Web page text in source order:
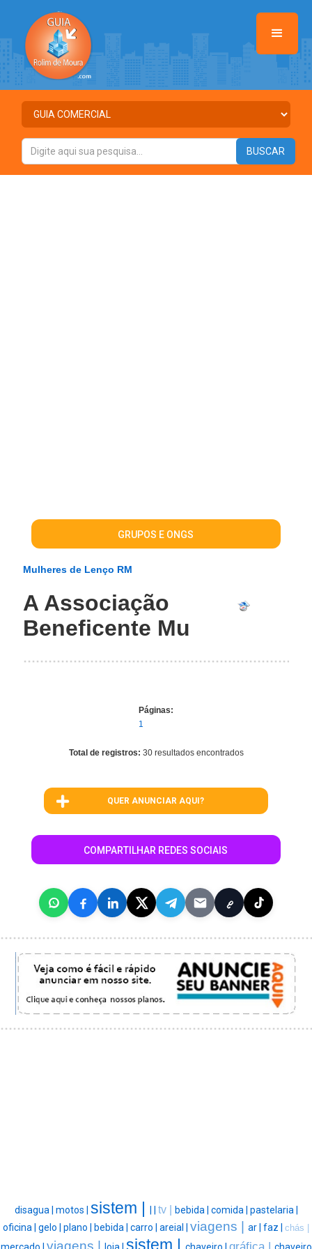
GRUPOS E ONGS
Mulheres de Lenço RM
A Associação
Beneficente Mu
Páginas:
1
Total de registros: 30 resultados encontrados
QUER ANUNCIAR AQUI?
COMPARTILHAR REDES SOCIAIS
disagua | motos | sistem | | | tv | bebida | comida | pastelaria |
oficina | gelo | plano | bebida | carro | areial | viagens | ar | faz | chás |
mercado | viagens | loja | sistem | chaveiro | gráfica | chaveiro